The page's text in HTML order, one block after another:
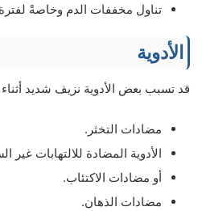
تناول مخففات الدم وخاصةً
الأدوية
قد تسبب بعض الأدوية نزيف شديد
مضادات التخثر.
الأدوية المضادة للالتهابات غير
أو مضادات الاكتئاب.
مضادات الذهان.